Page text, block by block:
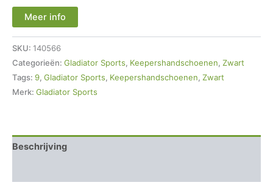
Meer info
SKU: 140566
Categorieën: Gladiator Sports, Keepershandschoenen, Zwart
Tags: 9, Gladiator Sports, Keepershandschoenen, Zwart
Merk: Gladiator Sports
Beschrijving